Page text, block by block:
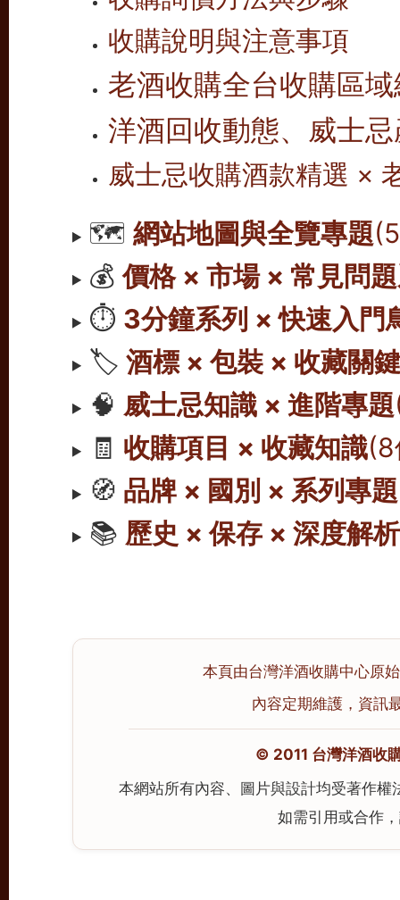
收購說明與注意事項
老酒收購全台收購區
洋酒回收動態、威士
威士忌收購酒款精選 ×
🗺️網站地圖與全覽專題
💰價格 × 市場 × 常見問
⏱️ 3分鐘系列 × 快速入門
🏷️酒標 × 包裝 × 收藏關
🧠 威士忌知識 × 進階專題
🧾 收購項目 × 收藏知識
🧭 品牌 × 國別 × 系列專題
📚 歷史 × 保存 × 深度解析
本頁由台灣洋酒收購中心原
內容定期維護，資訊
© 2011 台灣洋酒收
本網站所有內容、圖片與設計均受著作
如需引用或合作